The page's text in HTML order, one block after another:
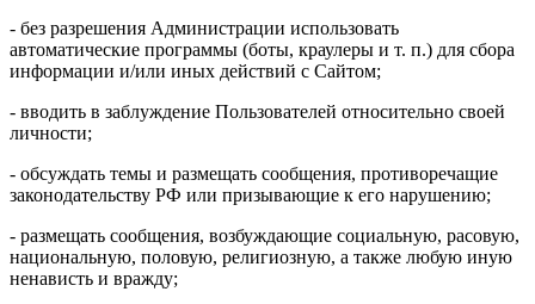
- без разрешения Администрации использовать
автоматические программы (боты, краулеры и т. п.) для сбора
информации и/или иных действий с Сайтом;
- вводить в заблуждение Пользователей относительно своей
личности;
- обсуждать темы и размещать сообщения, противоречащие
законодательству РФ или призывающие к его нарушению;
- размещать сообщения, возбуждающие социальную, расовую,
национальную, половую, религиозную, а также любую иную
ненависть и вражду;